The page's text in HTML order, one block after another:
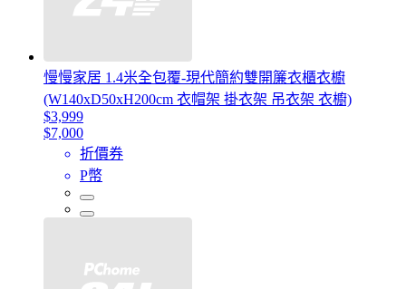
慢慢家居 1.4米全包覆-現代簡約雙開簾衣櫃衣櫥
(W140xD50xH200cm 衣帽架 掛衣架 吊衣架 衣櫥)
$3,999
$7,000
折價券
P幣